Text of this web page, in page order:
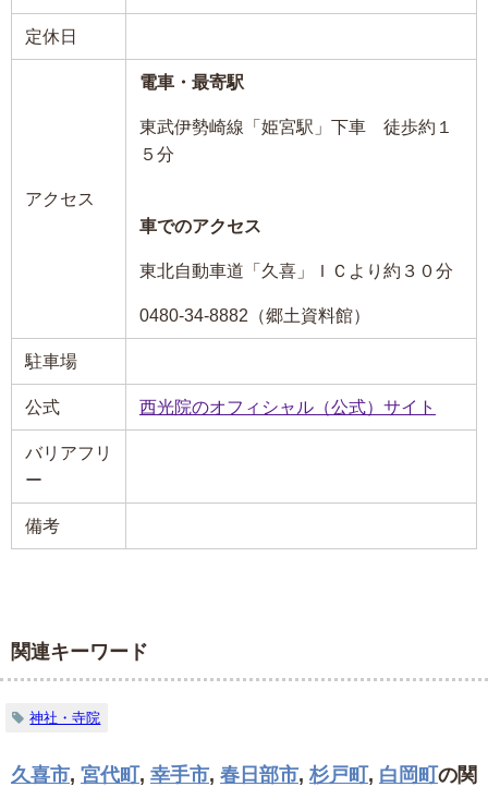
定休日
アクセス
電車・最寄駅
東武伊勢崎線「姫宮駅」下車 徒歩約１
５分
車でのアクセス
東北自動車道「久喜」ＩＣより約３０分
0480-34-8882（郷土資料館）
駐車場
公式 西光院のオフィシャル（公式）サイト
バリアフリ
ー
備考
関連キーワード
神社・寺院
久喜市, 宮代町 , 幸手市, 春日部市, 杉戸町 , 白岡町 の関